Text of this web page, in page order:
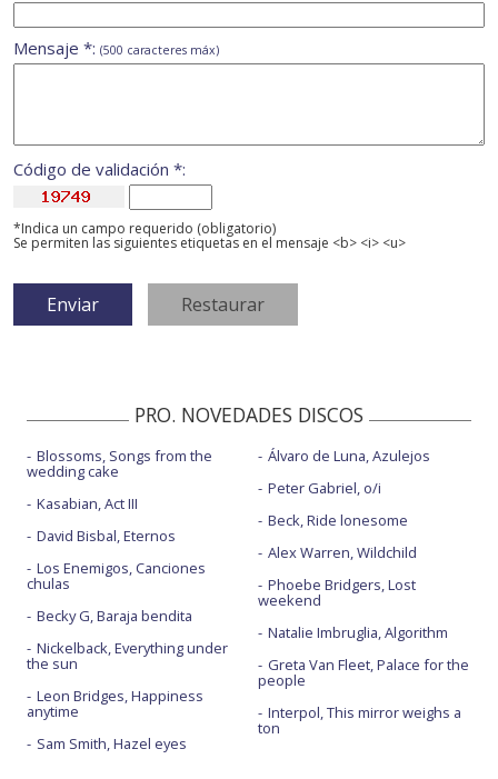
Mensaje *: (500 caracteres máx)
Código de validación *:
*Indica un campo requerido (obligatorio)
Se permiten las siguientes etiquetas en el mensaje <b> <i> <u>
PRO. NOVEDADES DISCOS
Blossoms, Songs from the
wedding cake
Kasabian, Act III
David Bisbal, Eternos
Los Enemigos, Canciones
chulas
Becky G, Baraja bendita
Nickelback, Everything under
the sun
Leon Bridges, Happiness
anytime
Sam Smith, Hazel eyes
Álvaro de Luna, Azulejos
Peter Gabriel, o/i
Beck, Ride lonesome
Alex Warren, Wildchild
Phoebe Bridgers, Lost
weekend
Natalie Imbruglia, Algorithm
Greta Van Fleet, Palace for the
people
Interpol, This mirror weighs a
ton